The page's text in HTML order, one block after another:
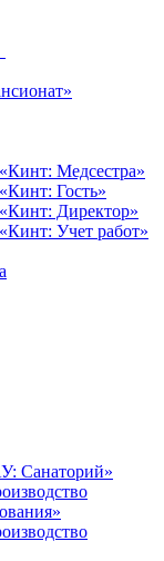
Медсестра»
Гость»
Директор»
Учет работ»
Санаторий»